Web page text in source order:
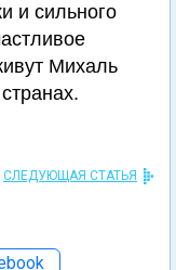
и сильного
Михаль
СЛЕДУЮЩАЯ СТАТЬЯ